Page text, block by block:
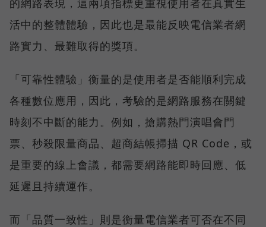
的網路表現，這兩項指標更重視使用者在真實生
活中的整體體驗，因此也是最能反映電信業者網
路實力、最難取得的獎項。
「可靠性體驗」衡量的是使用者是否能順利完成
各種數位應用，因此，考驗的是網路服務在關鍵
時刻不中斷的能力。例如，搶購熱門演唱會門
票、秒殺限量商品、超商結帳掃描 QR Code，或
是重要的線上會議，都需要網路能即時回應、低
延遲且持續運作。
而「品質一致性」則是衡量電信業者可否在不同